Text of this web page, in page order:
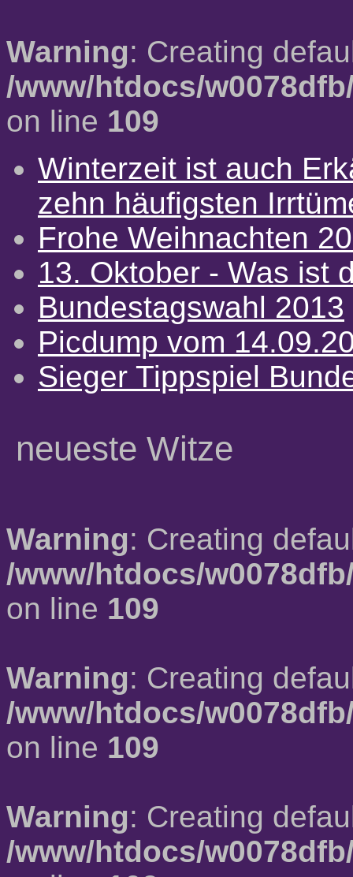
Warning: Creating
/www/htdocs/
on line 109
Winterzeit ist auch
zehn häufigsten
Frohe Weihnachten
13. Oktober - Was ist
Bundestagswahl 2013
Picdump vom
Sieger Tippspiel
neueste Witze
Warning: Creating
/www/htdocs/
on line 109
Warning: Creating
/www/htdocs/
on line 109
Warning: Creating
/www/htdocs/